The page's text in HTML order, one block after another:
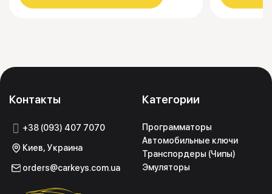
Контакты
+38 (093) 407 7070
Киев, Украина
orders@carkeys.com.ua
Категории
Программаторы
Автомобильные ключи
Транспордеры (Чипы)
Эмуляторы